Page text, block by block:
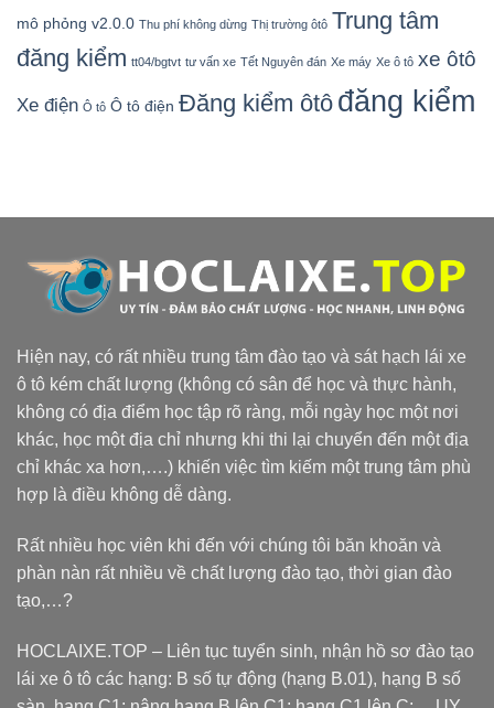
mô phỏng v2.0.0 Thu phí không dừng Thị trường ôtô Trung tâm
đăng kiểm tt04/bgtvt tư vấn xe Tết Nguyên đán Xe máy Xe ô tô xe ôtô
Xe điện Ô tô Ô tô điện Đăng kiểm ôtô đăng kiểm
Hiện nay, có rất nhiều trung tâm đào tạo và sát hạch lái xe
ô tô kém chất lượng (không có sân để học và thực hành,
không có địa điểm học tập rõ ràng, mỗi ngày học một nơi
khác, học một địa chỉ nhưng khi thi lại chuyển đến một địa
chỉ khác xa hơn,….) khiến việc tìm kiếm một trung tâm phù
hợp là điều không dễ dàng.
Rất nhiều học viên khi đến với chúng tôi băn khoăn và
phàn nàn rất nhiều về chất lượng đào tạo, thời gian đào
tạo,…?
HOCLAIXE.TOP – Liên tục tuyển sinh, nhận hồ sơ đào tạo
lái xe ô tô các hạng: B số tự động (hạng B.01), hạng B số